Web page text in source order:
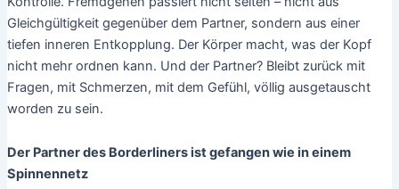
Gleichgültigkeit gegenüber dem Partner, sondern aus einer
tiefen inneren Entkopplung. Der Körper macht, was der Kopf
nicht mehr ordnen kann. Und der Partner? Bleibt zurück mit
Fragen, mit Schmerzen, mit dem Gefühl, völlig ausgetauscht
worden zu sein.
Der Partner des Borderliners ist gefangen wie in einem
Spinnennetz